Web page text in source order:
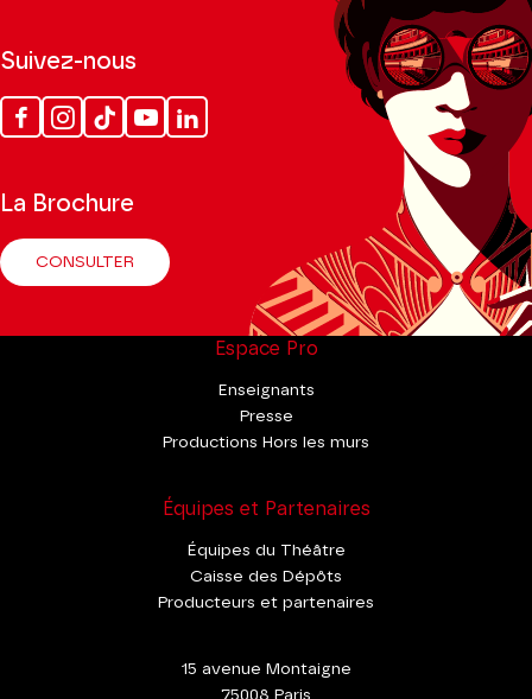
Suivez-nous
FacebookInstagram
Tik
Tok
YoutubeLinkedin
La Brochure
CONSULTER
Espace Pro
Enseignants
Presse
Productions Hors les murs
Équipes et Partenaires
Équipes du Théâtre
Caisse des Dépôts
Producteurs et partenaires
15 avenue Montaigne